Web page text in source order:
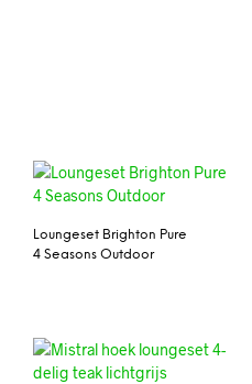
Loungeset Brighton Pure
4 Seasons Outdoor